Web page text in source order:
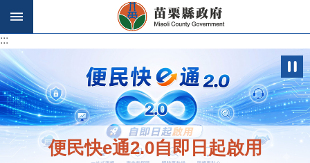
跳到主要內容區塊
:::
:::
便民快e通2.0自即日起啟用